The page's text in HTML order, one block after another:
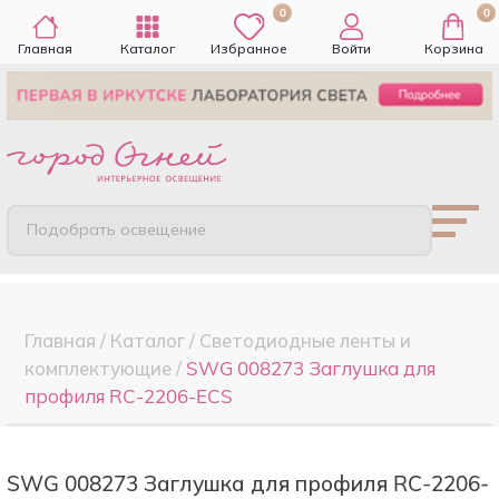
Главная Каталог
0
Избранное Войти
0
Корзина
Подобрать освещение
Главная / Каталог/ Светодиодные ленты и
комплектующие/ SWG 008273 Заглушка для
профиля RC-2206-ECS
SWG 008273 Заглушка для профиля RC-2206-